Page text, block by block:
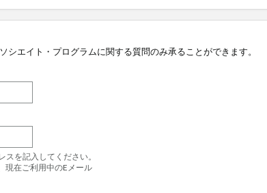
エイト・プログラムに関する質問のみ承ることができます。
を記入してください。
現在ご利用中のEメール